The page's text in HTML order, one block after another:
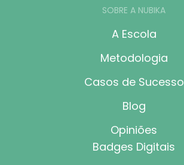
SOBRE A NUBIKA
A Escola
Metodologia
Casos de Sucesso
Blog
Opiniões
Badges Digitais